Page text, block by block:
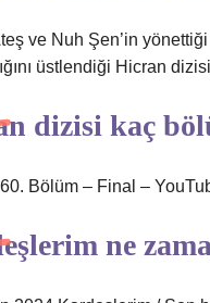
ve Nuh Şen’in
üstlendiği Hicran
dizisi kaç
Bölüm – Final –
ne